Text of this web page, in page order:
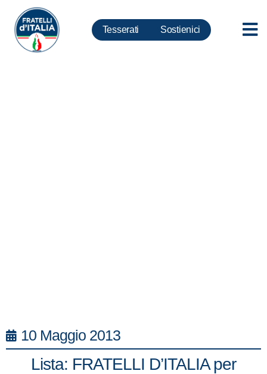
Tesserati Sostienici
10 Maggio 2013
Lista: FRATELLI D’ITALIA per